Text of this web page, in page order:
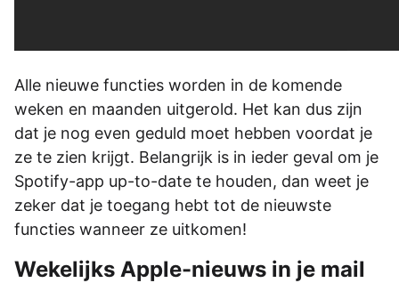
Alle nieuwe functies worden in de komende
weken en maanden uitgerold. Het kan dus zijn
dat je nog even geduld moet hebben voordat je
ze te zien krijgt. Belangrijk is in ieder geval om je
Spotify-app up-to-date te houden, dan weet je
zeker dat je toegang hebt tot de nieuwste
functies wanneer ze uitkomen!
Wekelijks Apple-nieuws in je mail